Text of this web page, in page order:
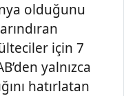
olduğunu
için 7
yalnızca
hatırlatan